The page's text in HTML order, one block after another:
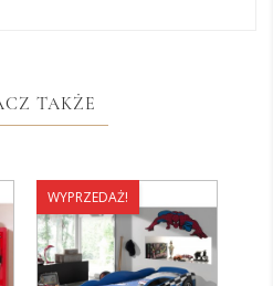
TAKŻE
WYPRZEDAŻ!